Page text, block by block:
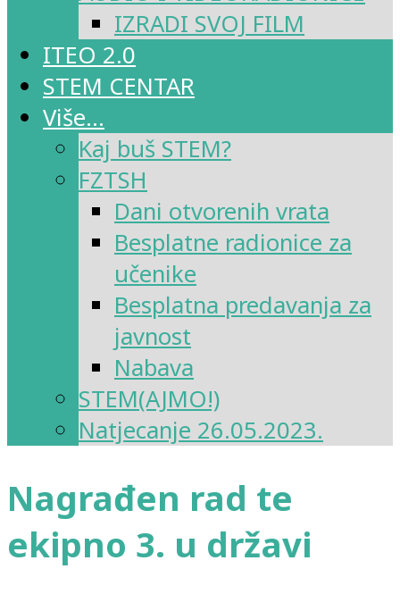
IZRADI SVOJ FILM
ITEO 2.0
STEM CENTAR
Više…
Kaj buš STEM?
FZTSH
Dani otvorenih vrata
Besplatne radionice za
učenike
Besplatna predavanja za
javnost
Nabava
STEM(AJMO!)
Natjecanje 26.05.2023.
Nagrađen rad te
ekipno 3. u državi